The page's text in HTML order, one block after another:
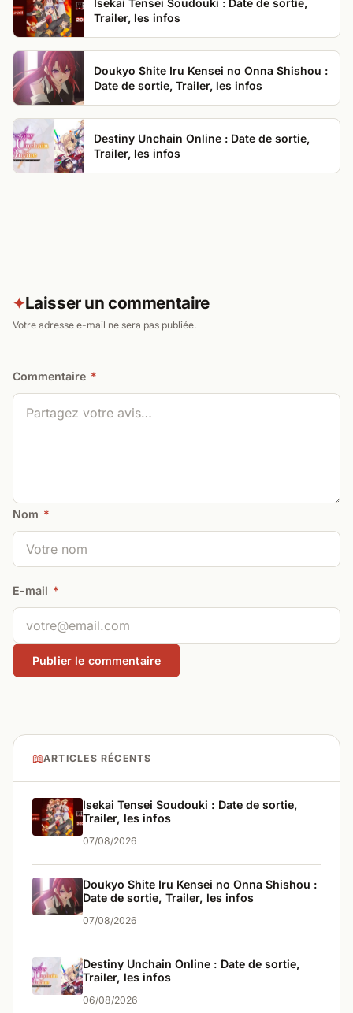
Isekai Tensei Soudouki : Date de sortie,
Trailer, les infos
Doukyo Shite Iru Kensei no Onna Shishou :
Date de sortie, Trailer, les infos
Destiny Unchain Online : Date de sortie,
Trailer, les infos
✦Laisser un commentaire
Votre adresse e-mail ne sera pas publiée.
Commentaire *
Nom *
E-mail *
📖ARTICLES RÉCENTS
Isekai Tensei Soudouki : Date de sortie,
Trailer, les infos
07/08/2026
Doukyo Shite Iru Kensei no Onna Shishou :
Date de sortie, Trailer, les infos
07/08/2026
Destiny Unchain Online : Date de sortie,
Trailer, les infos
06/08/2026